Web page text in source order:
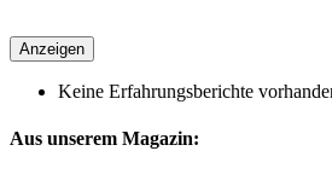
Anzeigen
Keine Erfahrungsberichte
Aus unserem Magazin: